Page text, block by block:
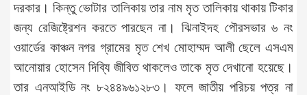
দরকার। কিন্তু ভোটার তালিকায় তার নাম মৃত তালিকায় থাকায় টিকার
জন্য রেজিষ্ট্রেশন করতে পারছেন না। ঝিনাইদহ পৌরসভার ৬ নং
ওয়ার্ডের কাঞ্চন নগর গ্রামের মৃত শেখ মোহাম্মদ আলী ছেলে এসএম
আনোয়ার হোসেন দিব্যি জীবিত থাকলেও তাকে মৃত দেখানো হয়েছে।
তার এনআইডি নং ৮২৪৪৯৬১২৮৩। ফলে জাতীয় পরিচয় পত্র না